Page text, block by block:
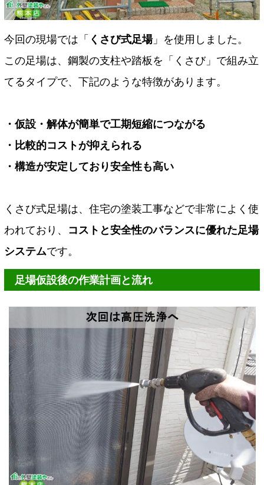
今回の現場では「 くさび式足場」を使用しました。
この足場は、鋼製の支柱や踏板を「くさび」で組み立
てるタイプで、下記のような特徴があります。
・仮設・解体が簡単で工期短縮につながる
・比較的コストが抑えられる
・構造が安定しており安全性も高い
くさび式足場は、住宅の塗装工事などで非常によく使
われており、 コストと安全性のバランスに優れた足場
システムです。
足場仮設後の作業計画と流れ